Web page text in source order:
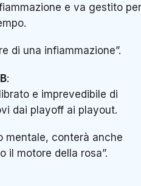
e va gestito per
di una infiammazione”.
:
e imprevedibile di
dai playoff ai playout.
mentale, conterà anche
il motore della rosa”.